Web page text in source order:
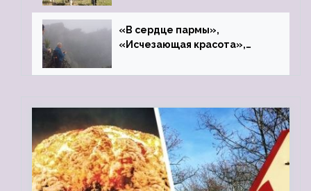
«В сердце пармы»,
«Исчезающая красота»,